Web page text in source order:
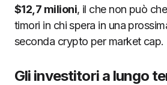
$12,7 milioni, il che non può
timori in chi spera in una
seconda crypto per market cap.
Gli investitori a lungo